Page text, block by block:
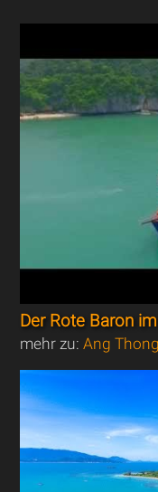
Der Rote Baron
mehr zu:Ang